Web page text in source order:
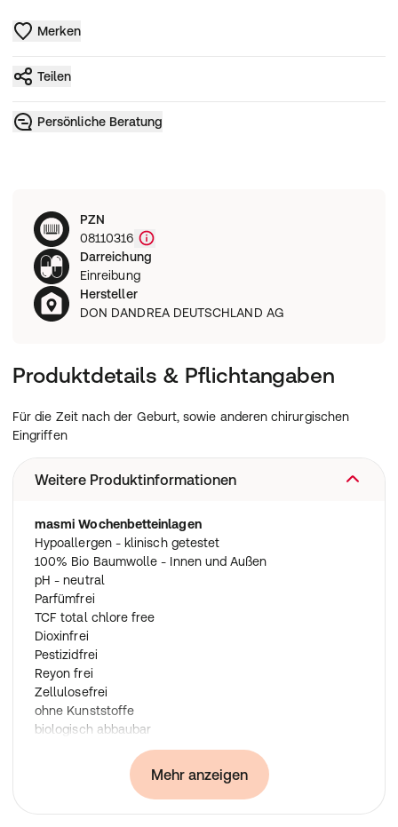
Merken
Teilen
Persönliche Beratung
PZN
08110316
Darreichung
Einreibung
Hersteller
DON DANDREA DEUTSCHLAND AG
Produktdetails & Pflichtangaben
Für die Zeit nach der Geburt, sowie anderen chirurgischen
Eingriffen
Weitere Produktinformationen
masmi Wochenbetteinlagen
Hypoallergen - klinisch getestet
100% Bio Baumwolle - Innen und Außen
pH - neutral
Parfümfrei
TCF total chlore free
Dioxinfrei
Pestizidfrei
Reyon frei
Zellulosefrei
ohne Kunststoffe
biologisch abbaubar
Vegan zertifiziert
GOTS - zertifizierte Bio Baumwolle
Mehr anzeigen